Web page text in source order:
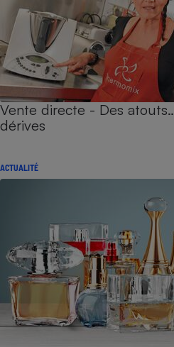
Vente directe - Des
dérives
ACTUALITÉ